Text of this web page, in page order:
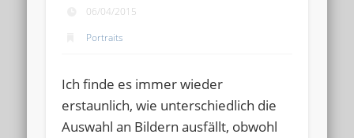
06/04/2015
Portraits
Ich finde es immer wieder
erstaunlich, wie unterschiedlich die
Auswahl an Bildern ausfällt, obwohl